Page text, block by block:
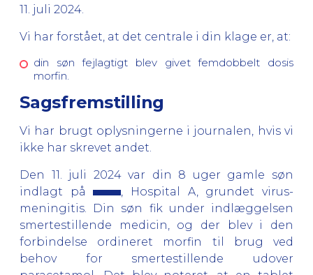
11. juli 2024.
Vi har forstået, at det centrale i din klage er, at:
din søn fejlagtigt blev givet femdobbelt dosis
morfin.
Sagsfremstilling
Vi har brugt oplysningerne i journalen, hvis vi
ikke har skrevet andet.
Den 11. juli 2024 var din 8 uger gamle søn
indlagt på
, Hospital A, grundet virus-
meningitis. Din søn fik under indlæggelsen
smertestillende medicin, og der blev i den
forbindelse ordineret morfin til brug ved
behov for smertestillende udover